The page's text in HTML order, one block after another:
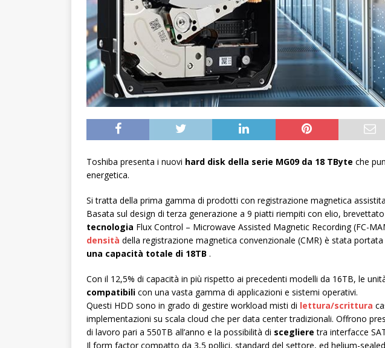
Toshiba presenta i nuovi hard disk della serie MG09 da 18 TByte che
energetica.
Si tratta della prima gamma di prodotti con registrazione magnetica
Basata sul design di terza generazione a 9 piatti riempiti con elio,
tecnologia Flux Control – Microwave Assisted Magnetic Recording (FC-
densità della registrazione magnetica convenzionale (CMR) è stata
una capacità totale di 18TB .
Con il 12,5% di capacità in più rispetto ai precedenti modelli da 16TB, le
compatibili con una vasta gamma di applicazioni e sistemi operativi.
Questi HDD sono in grado di gestire workload misti di lettura/scrittura
implementazioni su scala cloud che per data center tradizionali. Offrono
di lavoro pari a 550TB all’anno e la possibilità di scegliere tra interfacce
Il form factor compatto da 3,5 pollici, standard del settore, ed helium-